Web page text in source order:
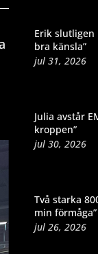
Erik slutligen
bra känsla”
jul 31, 2026
Julia avstår
kroppen”
jul 30, 2026
Två starka
min förmåga”
jul 26, 2026